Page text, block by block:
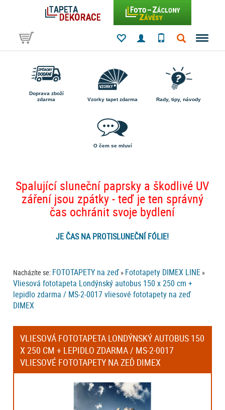
Doprava zboží
zdarma
Vzorky tapet zdarma Rady, tipy, návody
O čem se mluví
Spalující sluneční paprsky a škodlivé UV
záření jsou zpátky - teď je ten správný
čas ochránit svoje bydlení
JE ČAS NA PROTISLUNEČNÍ FÓLIE!
Nacházíte se: FOTOTAPETY na zeď » Fototapety DIMEX LINE »
Vliesová fototapeta Londýnský autobus 150 x 250 cm +
lepidlo zdarma / MS-2-0017 vliesové fototapety na zeď
DIMEX
VLIESOVÁ FOTOTAPETA LONDÝNSKÝ AUTOBUS 150
X 250 CM + LEPIDLO ZDARMA / MS-2-0017
VLIESOVÉ FOTOTAPETY NA ZEĎ DIMEX